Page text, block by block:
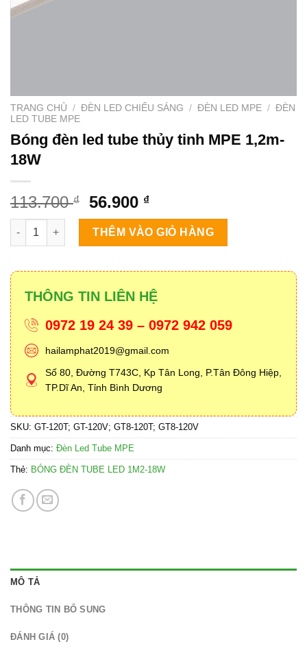
TRANG CHỦ / ĐÈN LED CHIẾU SÁNG / ĐÈN LED MPE / ĐÈN
LED TUBE MPE
Bóng đèn led tube thủy tinh MPE 1,2m-
18W
113.700₫
Giá
gốc
là:
113.700 ₫.
56.900 ₫Giá
hiện
tại
là:
56.900 ₫.
Bóng đèn led tube thủy tinh MPE 1,2m-18W số lượng
THÊM VÀO GIỎ HÀNG
THÔNG TIN LIÊN HỆ
0972 19 24 39 – 0972 942 059
hailamphat2019@gmail.com
Số 80, Đường T743C, Kp Tân Long, P.Tân Đông Hiệp,
TP.Dĩ An, Tỉnh Bình Dương
SKU: GT-120T; GT-120V; GT8-120T; GT8-120V
Danh mục: Đèn Led Tube MPE
Thẻ: BÓNG ĐÈN TUBE LED 1M2-18W
MÔ TẢ
THÔNG TIN BỔ SUNG
ĐÁNH GIÁ (0)